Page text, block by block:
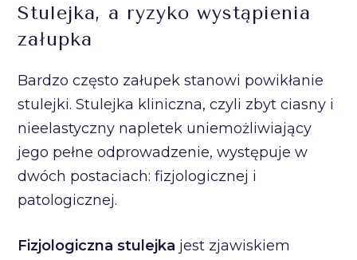
Stulejka, a ryzyko wystąpienia
załupka
Bardzo często załupek stanowi powikłanie
stulejki. Stulejka kliniczna, czyli zbyt ciasny i
nieelastyczny napletek uniemożliwiający
jego pełne odprowadzenie, występuje w
dwóch postaciach: fizjologicznej i
patologicznej.
Fizjologiczna stulejka jest zjawiskiem